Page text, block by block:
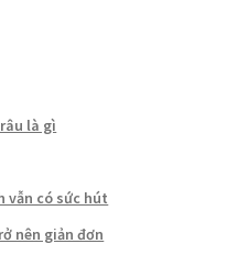
là gì
vẫn có sức hút
nên giản đơn